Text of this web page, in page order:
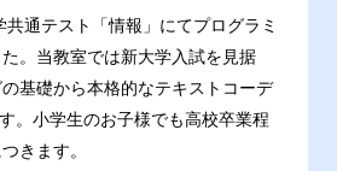
通テスト「情報」にてプログラミ
。当教室では新大学入試を見据
基礎から本格的なテキストコーデ
。小学生のお子様でも高校卒業程
きます。